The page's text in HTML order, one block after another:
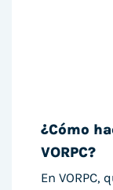
¿Cómo
VORPC?
En VORPC,